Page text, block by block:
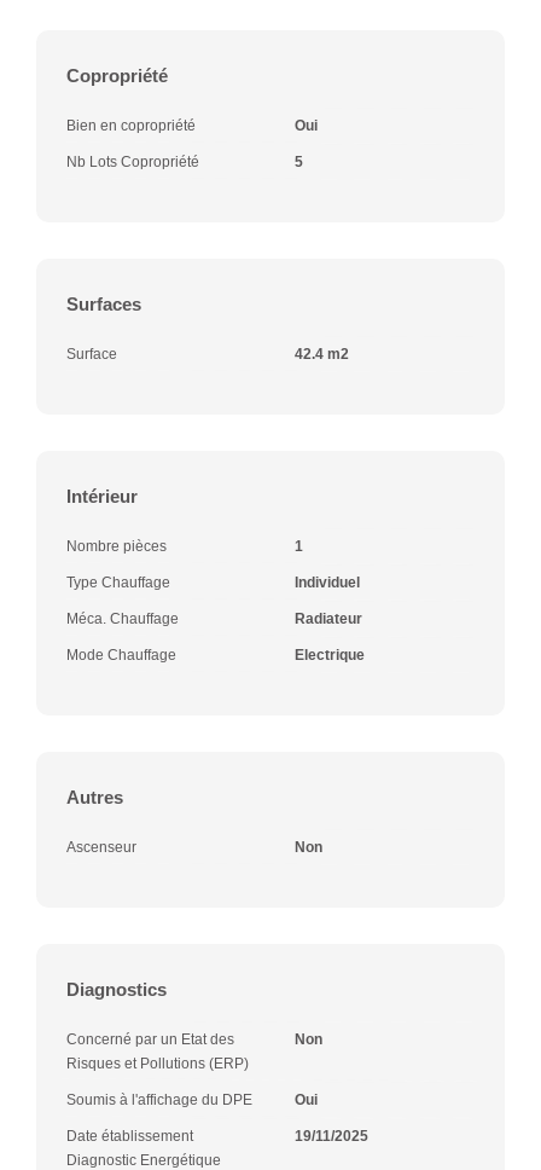
Copropriété
Bien en copropriété Oui
Nb Lots Copropriété 5
Surfaces
Surface 42.4 m2
Intérieur
Nombre pièces 1
Type Chauffage Individuel
Méca. Chauffage Radiateur
Mode Chauffage Electrique
Autres
Ascenseur Non
Diagnostics
Concerné par un Etat des
Risques et Pollutions (ERP)
Non
Soumis à l'affichage du DPE Oui
Date établissement
Diagnostic Energétique
19/11/2025